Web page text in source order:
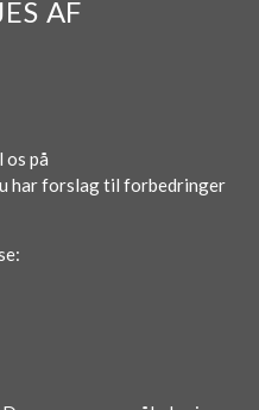
AF
os på
har forslag til forbedringer